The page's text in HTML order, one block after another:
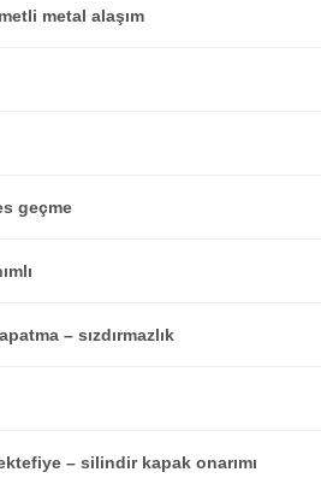
metal alaşım
geçme
– sızdırmazlık
– silindir kapak onarımı